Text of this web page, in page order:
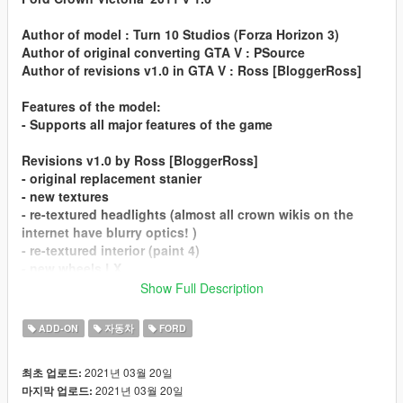
Author of model : Turn 10 Studios (Forza Horizon 3)
Author of original converting GTA V : PSource
Author of revisions v1.0 in GTA V : Ross [BloggerRoss]
Features of the model:
- Supports all major features of the game
Revisions v1.0 by Ross [BloggerRoss]
- original replacement stanier
- new textures
- re-textured headlights (almost all crown wikis on the
internet have blurry optics! )
- re-textured interior (paint 4)
- added mesh (doors, trunk, hood) lod 1 from Forza
- LOD moods
- new settings for handling (this is what I have always
- new settings for vechicles (landing camera configured)
- and many other minor improvements
Show Full Description
ADD-ON 자동차 FORD
최초 업로드: 2021년 03월 20일
마지막 업로드: 2021년 03월 20일